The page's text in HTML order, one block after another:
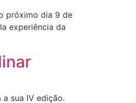
próximo dia 9 de
experiência da
sua IV edição.